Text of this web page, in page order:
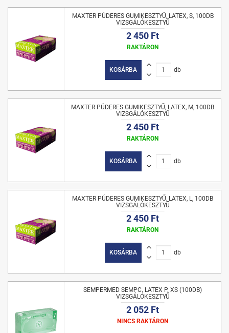
MAXTER PÚDERES GUMIKESZTYŰ, LATEX, S, 100DB
VIZSGÁLÓKESZTYŰ
2 450 Ft
RAKTÁRON
KOSÁRBA db
MAXTER PÚDERES GUMIKESZTYŰ, LATEX, M, 100DB
VIZSGÁLÓKESZTYŰ
2 450 Ft
RAKTÁRON
KOSÁRBA db
MAXTER PÚDERES GUMIKESZTYŰ, LATEX, L, 100DB
VIZSGÁLÓKESZTYŰ
2 450 Ft
RAKTÁRON
KOSÁRBA db
SEMPERMED SEMPC. LATEX P. XS (100DB)
VIZSGÁLÓKESZTYŰ
2 052 Ft
NINCS RAKTÁRON